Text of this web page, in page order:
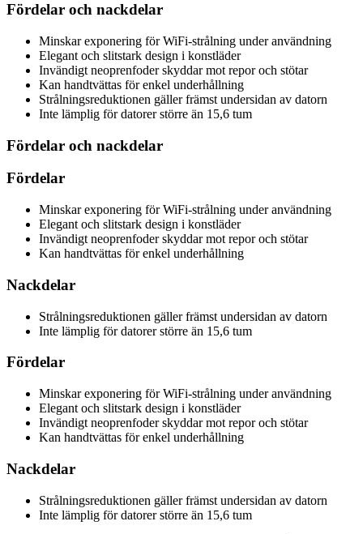
Fördelar och nackdelar
Minskar exponering för WiFi-strålning under användning
Elegant och slitstark design i konstläder
Invändigt neoprenfoder skyddar mot repor och stötar
Kan handtvättas för enkel underhållning
Strålningsreduktionen gäller främst undersidan av datorn
Inte lämplig för datorer större än 15,6 tum
Fördelar och nackdelar
Fördelar
Minskar exponering för WiFi-strålning under användning
Elegant och slitstark design i konstläder
Invändigt neoprenfoder skyddar mot repor och stötar
Kan handtvättas för enkel underhållning
Nackdelar
Strålningsreduktionen gäller främst undersidan av datorn
Inte lämplig för datorer större än 15,6 tum
Fördelar
Minskar exponering för WiFi-strålning under användning
Elegant och slitstark design i konstläder
Invändigt neoprenfoder skyddar mot repor och stötar
Kan handtvättas för enkel underhållning
Nackdelar
Strålningsreduktionen gäller främst undersidan av datorn
Inte lämplig för datorer större än 15,6 tum